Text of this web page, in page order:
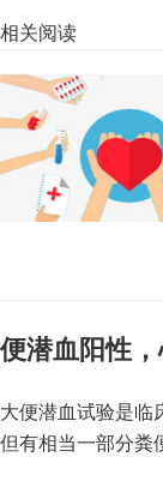
相关阅读
便潜血阳性
大便潜血试验是临
但有相当一部分粪